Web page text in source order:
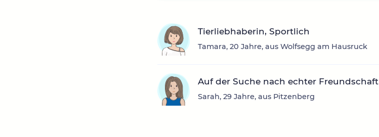
Tierliebhaberin, Sportlich
Tamara, 20 Jahre, aus Wolfsegg am Hausruck
Auf der Suche nach echter Freundschaft
Sarah, 29 Jahre, aus Pitzenberg